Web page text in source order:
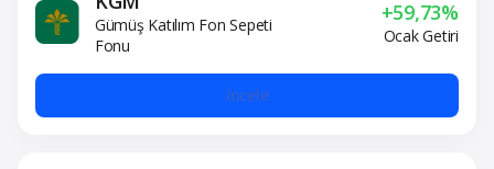
Gümüş Katılım Fon Sepeti
Fonu
+59,73%
Ocak Getiri
İncele